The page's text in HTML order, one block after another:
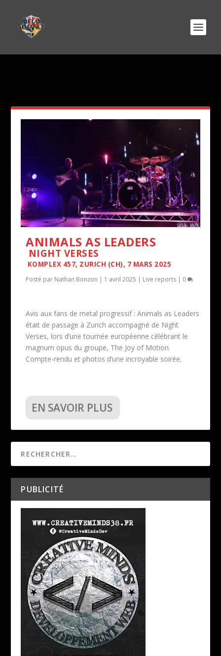
ANIMALS AS LEADERS
NIGHT VERSES
KOMPLEX 457, ZURICH (CH), 7 MARS 2025
Posté par Nathan Bonzon | 1 avril 2025 | Live reports | 0
Avis aux fans de metal progressif : Animals as Leaders
était de passage à Zurich accompagné de Night
Verses, lors d’une tournée européenne célébrant le
magnum opus du groupe, The Joy of Motion.
Compte-rendu et photos d’une incroyable soirée.
EN SAVOIR PLUS
PUBLICITÉ